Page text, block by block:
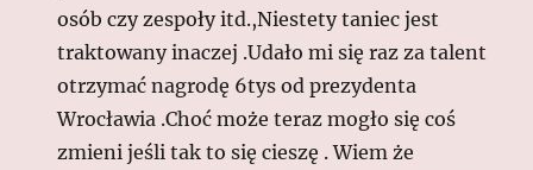
osób czy zespoły itd.,Niestety taniec jest
traktowany inaczej .Udało mi się raz za talent
otrzymać nagrodę 6tys od prezydenta
Wrocławia .Choć może teraz mogło się coś
zmieni jeśli tak to się cieszę . Wiem że